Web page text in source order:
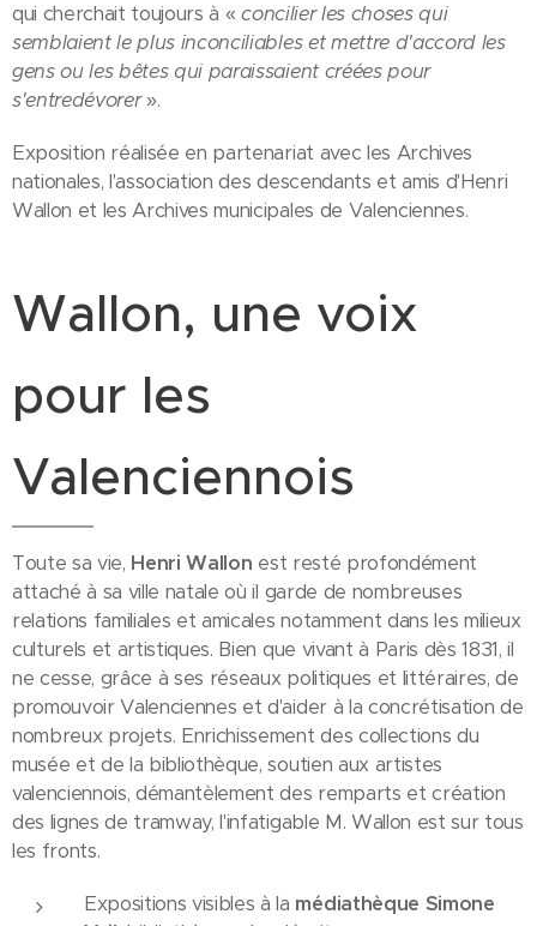
qui cherchait toujours à «concilier les choses qui
semblaient le plus inconciliables et mettre d'accord les
gens ou les bêtes qui paraissaient créées pour
s'entredévorer».
Exposition réalisée en partenariat avec les Archives
nationales, l'association des descendants et amis d'Henri
Wallon et les Archives municipales de Valenciennes.
Wallon, une voix
pour les
Valenciennois
Toute sa vie, Henri Wallon est resté profondément
attaché à sa ville natale où il garde de nombreuses
relations familiales et amicales notamment dans les milieux
culturels et artistiques. Bien que vivant à Paris dès 1831, il
ne cesse, grâce à ses réseaux politiques et littéraires, de
promouvoir Valenciennes et d'aider à la concrétisation de
nombreux projets. Enrichissement des collections du
musée et de la bibliothèque, soutien aux artistes
valenciennois, démantèlement des remparts et création
des lignes de tramway, l'infatigable M. Wallon est sur tous
les fronts.
Expositions visibles à la médiathèque Simone